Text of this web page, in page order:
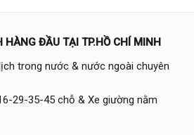
HÀNG ĐẦU TẠI TP.HỒ CHÍ MINH
trong nước & nước ngoài chuyên
29-35-45 chỗ & Xe giường nằm